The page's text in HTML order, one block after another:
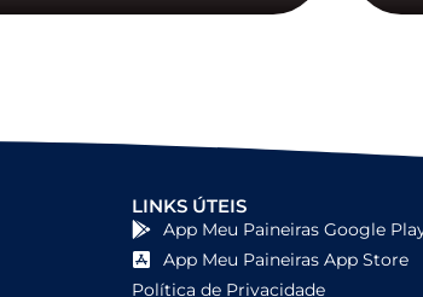
LINKS ÚTEIS
App Meu Paineiras Google
App Meu Paineiras App Store
Política de Privacidade